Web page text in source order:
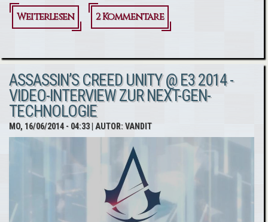
Weiterlesen
über
Interview
mit
Bruno St.
Andre
Assassin’s
Unity
2 Kommentare
ASSASSIN’S CREED UNITY @ E3 2014 -
VIDEO-INTERVIEW ZUR NEXT-GEN-
TECHNOLOGIE
MO, 16/06/2014 - 04:33| AUTOR:VANDIT